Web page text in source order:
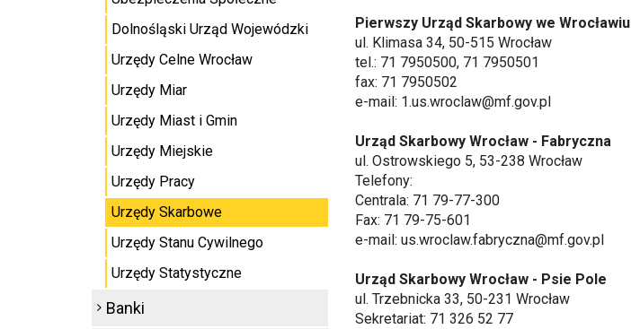
Pierwszy Urząd Skarbowy we Wrocławiu
ul. Klimasa 34, 50-515 Wrocław
tel.: 71 7950500, 71 7950501
fax: 71 7950502
e-mail: 1.us.wroclaw@mf.gov.pl
Urząd Skarbowy Wrocław - Fabryczna
ul. Ostrowskiego 5, 53-238 Wrocław
Telefony:
Centrala: 71 79-77-300
Fax: 71 79-75-601
e-mail: us.wroclaw.fabryczna@mf.gov.pl
Urząd Skarbowy Wrocław - Psie Pole
ul. Trzebnicka 33, 50-231 Wrocław
Sekretariat: 71 326 52 77
Dolnośląski Urząd Wojewódzki
Urzędy Celne Wrocław
Urzędy Miar
Urzędy Miast i Gmin
Urzędy Miejskie
Urzędy Pracy
Urzędy Skarbowe
Urzędy Stanu Cywilnego
Urzędy Statystyczne
Banki